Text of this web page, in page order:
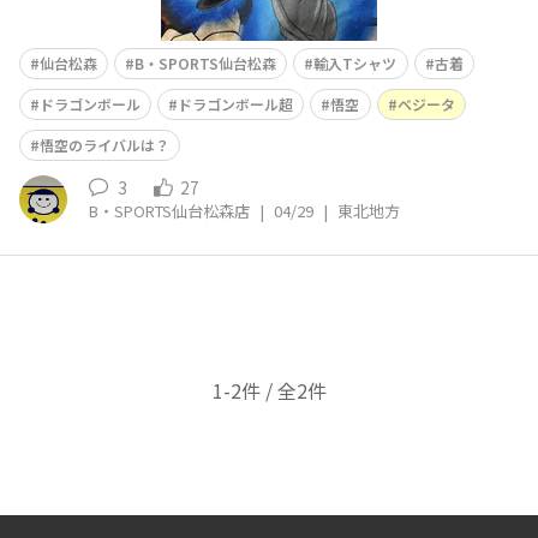
仙台松森 B・SPORTS仙台松森 輸入Tシャツ
古着
ドラゴンボール
ドラゴンボール超 悟空
ベジータ
悟空のライバルは？
3 27
B・SPORTS仙台松森店 | 04/29 | 東北地方
1-2件 / 全2件